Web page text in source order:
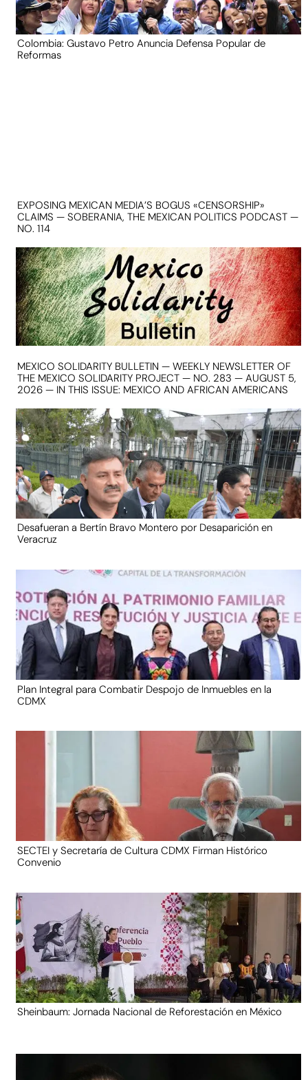
Colombia: Gustavo Petro Anuncia Defensa Popular de
Reformas
EXPOSING MEXICAN MEDIA’S BOGUS «CENSORSHIP»
CLAIMS — SOBERANIA, THE MEXICAN POLITICS PODCAST —
NO. 114
MEXICO SOLIDARITY BULLETIN — WEEKLY NEWSLETTER OF
THE MEXICO SOLIDARITY PROJECT — NO. 283 — AUGUST 5,
2026 — IN THIS ISSUE: MEXICO AND AFRICAN AMERICANS
Desafueran a Bertín Bravo Montero por Desaparición en
Veracruz
Plan Integral para Combatir Despojo de Inmuebles en la
CDMX
SECTEI y Secretaría de Cultura CDMX Firman Histórico
Convenio
Sheinbaum: Jornada Nacional de Reforestación en México